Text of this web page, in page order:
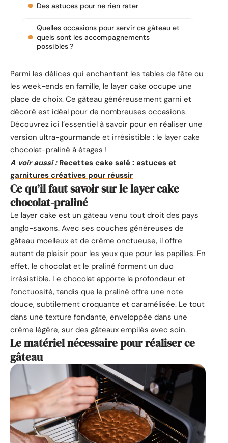
Des astuces pour ne rien rater
Quelles occasions pour servir ce gâteau et
quels sont les accompagnements
possibles ?
Parmi les délices qui enchantent les tables de fête ou
les week-ends en famille, le layer cake occupe une
place de choix. Ce gâteau généreusement garni et
décoré est idéal pour de nombreuses occasions.
Découvrez ici l’essentiel à savoir pour en réaliser une
version ultra-gourmande et irrésistible : le layer cake
chocolat-praliné à étages !
A voir aussi : Recettes cake salé : astuces et
garnitures créatives pour réussir
Ce qu’il faut savoir sur le layer cake
chocolat-praliné
Le layer cake est un gâteau venu tout droit des pays
anglo-saxons. Avec ses couches généreuses de
gâteau moelleux et de crème onctueuse, il offre
autant de plaisir pour les yeux que pour les papilles. En
effet, le chocolat et le praliné forment un duo
irrésistible. Le chocolat apporte la profondeur et
l’onctuosité, tandis que le praliné offre une note
douce, subtilement croquante et caramélisée. Le tout
dans une texture fondante, enveloppée dans une
crème légère, sur des gâteaux empilés avec soin.
Le matériel nécessaire pour réaliser ce
gâteau